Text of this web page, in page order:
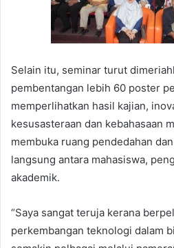
Selain itu, seminar turut
pembentangan lebih 60 poster
memperlihatkan hasil kajian,
kesusasteraan dan kebahasaan
membuka ruang pendedahan
langsung antara mahasiswa,
akademik.
“Saya sangat teruja kerana
perkembangan teknologi dalam